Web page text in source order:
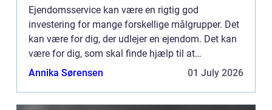
Ejendomsservice kan være en rigtig god
investering for mange forskellige målgrupper. Det
kan være for dig, der udlejer en ejendom. Det kan
være for dig, som skal finde hjælp til at
vedligeholde virksomhedens domicil. Som du nok
Annika Sørensen 01 July 2026